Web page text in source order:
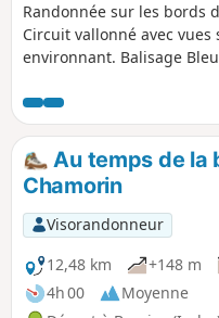
Randonnée sur les bords
Circuit vallonné avec vues
environnant. Balisage
Au temps de la
Chamorin
Visorandonneur
12,48 km
+148 m
4h 00
Moyenne